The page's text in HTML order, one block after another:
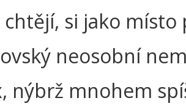
si jako
neosobní
nýbrž mnohem